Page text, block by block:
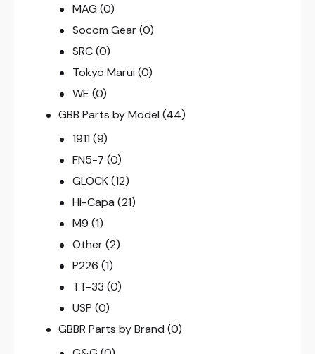
MAG (0)
Socom Gear (0)
SRC (0)
Tokyo Marui (0)
WE (0)
GBB Parts by Model (44)
1911 (9)
FN5-7 (0)
GLOCK (12)
Hi-Capa (21)
M9 (1)
Other (2)
P226 (1)
TT-33 (0)
USP (0)
GBBR Parts by Brand (0)